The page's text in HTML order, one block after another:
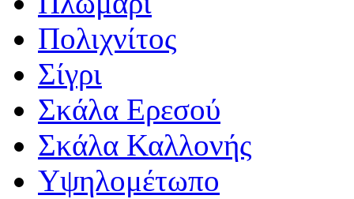
Πολιχνίτος
Σίγρι
Σκάλα Ερεσού
Σκάλα Καλλονής
Υψηλομέτωπο